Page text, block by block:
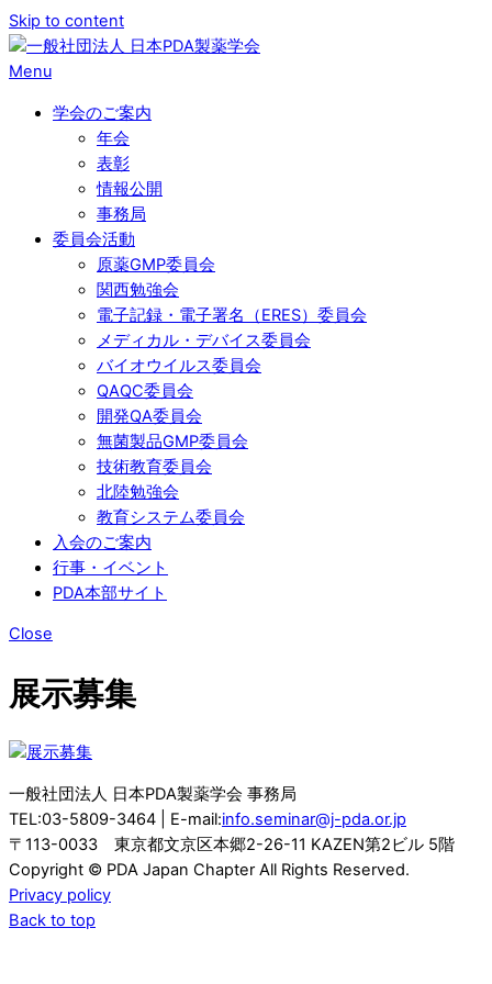
Skip to content
Menu
学会のご案内
年会
表彰
情報公開
事務局
委員会活動
原薬GMP委員会
関西勉強会
電子記録・電子署名（ERES）委員会
メディカル・デバイス委員会
バイオウイルス委員会
QAQC委員会
開発QA委員会
無菌製品GMP委員会
技術教育委員会
北陸勉強会
教育システム委員会
入会のご案内
行事・イベント
PDA本部サイト
Close
展示募集
一般社団法人 日本PDA製薬学会 事務局
TEL:03-5809-3464 | E-mail:info.seminar@j-pda.or.jp
〒113-0033 東京都文京区本郷2-26-11 KAZEN第2ビル 5階
Copyright © PDA Japan Chapter All Rights Reserved.
Privacy policy
Back to top